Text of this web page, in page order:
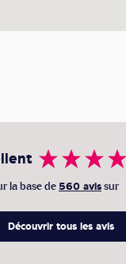
la base de 560 avis sur
Découvrir tous les avis